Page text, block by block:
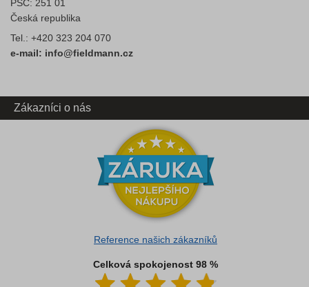
PSČ: 251 01
Česká republika
Tel.: +420 323 204 070
e-mail: info@fieldmann.cz
Zákazníci o nás
Reference našich zákazníků
Celková spokojenost 98 %